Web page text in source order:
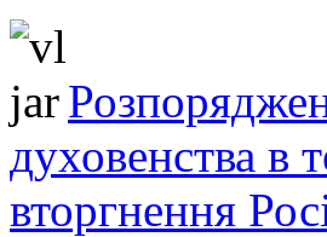
духовенства в
вторгнення